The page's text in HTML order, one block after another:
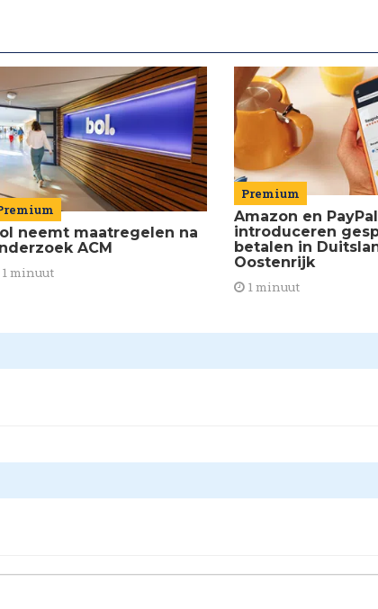
neemt maatregelen na
ACM
1 minuut
Premium
Amazon en PayPal
introduceren
betalen in
Oostenrijk
1 minuut